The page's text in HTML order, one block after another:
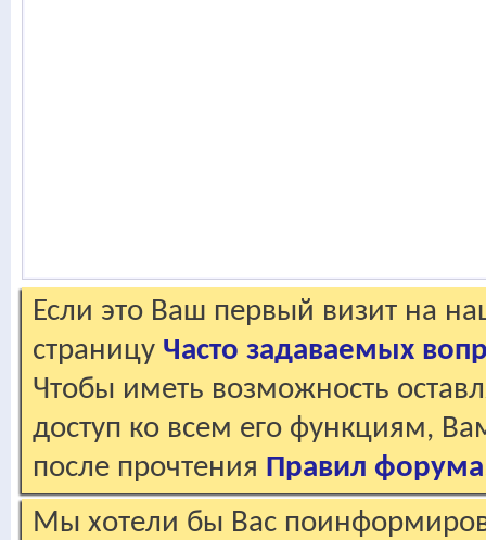
Если это Ваш первый визит на
страницу Часто задаваемых
Чтобы иметь возможность
доступ ко всем его функциям,
после прочтения Правил форума
Мы хотели бы Вас